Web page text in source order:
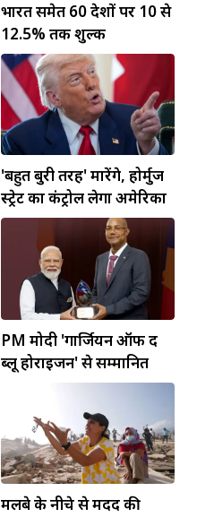
भारत समेत 60 देशों पर 10 से
12.5% तक शुल्क
'बहुत बुरी तरह' मारेंगे, होर्मुज
स्ट्रेट का कंट्रोल लेगा अमेरिका
PM मोदी 'गार्जियन ऑफ द
ब्लू होराइजन' से सम्मानित
मलबे के नीचे से मदद की